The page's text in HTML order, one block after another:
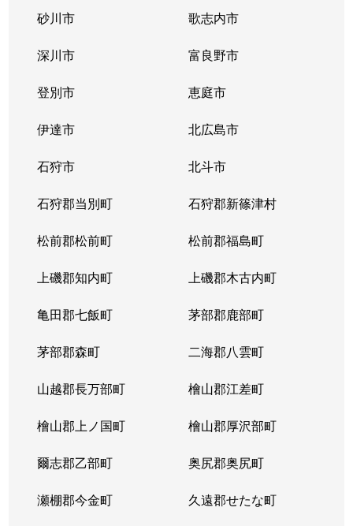
砂川市 歌志内市
深川市 富良野市
登別市 恵庭市
伊達市 北広島市
石狩市 北斗市
石狩郡当別町 石狩郡新篠津村
松前郡松前町 松前郡福島町
上磯郡知内町 上磯郡木古内町
亀田郡七飯町 茅部郡鹿部町
茅部郡森町 二海郡八雲町
山越郡長万部町 檜山郡江差町
檜山郡上ノ国町 檜山郡厚沢部町
爾志郡乙部町 奥尻郡奥尻町
瀬棚郡今金町 久遠郡せたな町